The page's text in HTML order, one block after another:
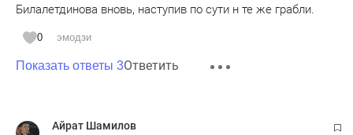
Билалетдинова вновь, наступив по сути н те же грабли.
0 эмодзи
Показать ответы 3Ответить
Айрат Шамилов